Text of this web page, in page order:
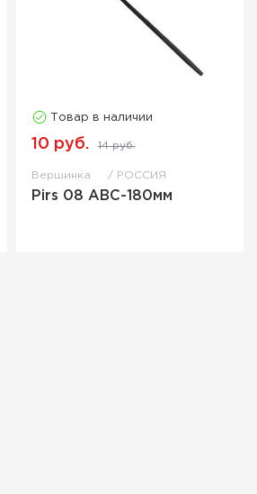
Товар в наличии
10 руб. 14 руб.
Вершинка РОССИЯ
Pirs 08 ABC-180мм